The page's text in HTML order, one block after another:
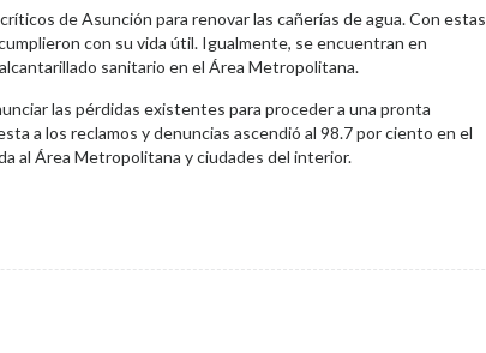
de Asunción para renovar las cañerías de agua. Con estas
con su vida útil. Igualmente, se encuentran en
sanitario en el Área Metropolitana.
las pérdidas existentes para proceder a una pronta
a los reclamos y denuncias ascendió al 98.7 por ciento en el
al Área Metropolitana y ciudades del interior.